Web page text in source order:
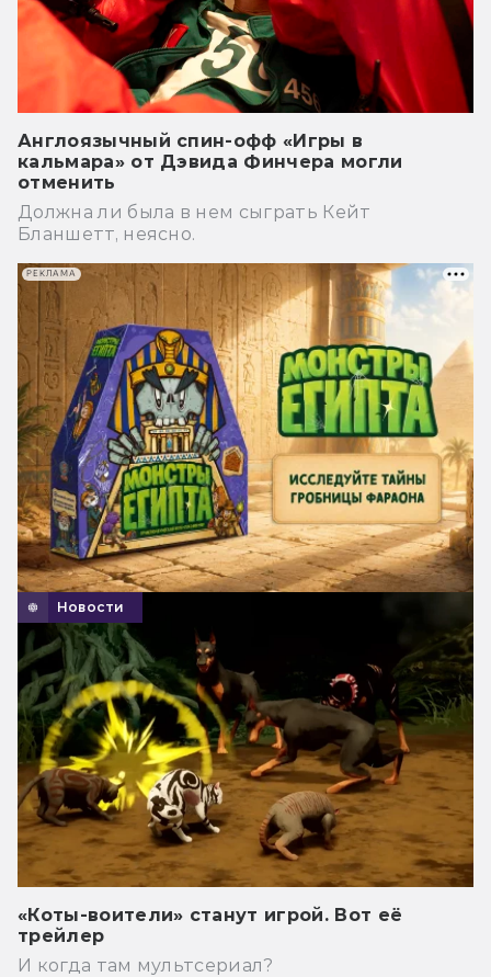
Англоязычный спин-офф «Игры в
кальмара» от Дэвида Финчера могли
отменить
Должна ли была в нем сыграть Кейт
Бланшетт, неясно.
Новости
«Коты-воители» станут игрой. Вот её
трейлер
И когда там мультсериал?
РЕКЛАМА